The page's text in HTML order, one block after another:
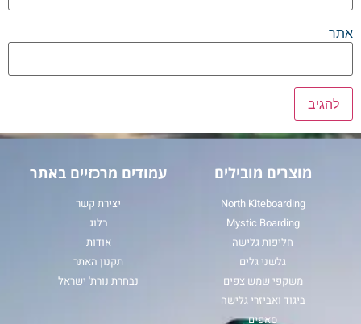
אתר
מוצרים מובילים
North Kiteboarding
Mystic Boarding
חליפות גלישה
גלשני גלים
משקפי שמש צפים
ביגוד ואביזרי גלישה
סאפים
עמודים מרכזיים באתר
יצירת קשר
בלוג
אודות
תקנון האתר
נבחרת נורת' ישראל